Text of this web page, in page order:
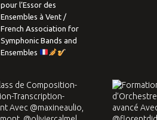
pour l’Essor des
Ensembles à Vent /
French Association for
Symphonic Bands and
Ensembles